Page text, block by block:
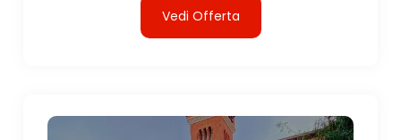
Vedi Offerta